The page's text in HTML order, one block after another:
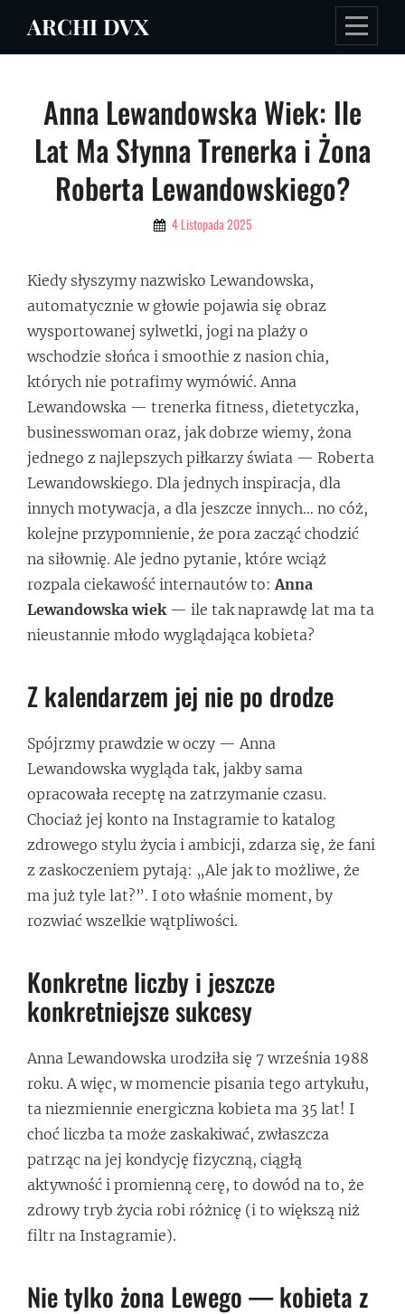
ARCHI DVX
Anna Lewandowska Wiek: Ile
Lat Ma Słynna Trenerka i Żona
Roberta Lewandowskiego?
By 4 Listopada 2025
Kiedy słyszymy nazwisko Lewandowska,
automatycznie w głowie pojawia się obraz
wysportowanej sylwetki, jogi na plaży o
wschodzie słońca i smoothie z nasion chia,
których nie potrafimy wymówić. Anna
Lewandowska — trenerka fitness, dietetyczka,
businesswoman oraz, jak dobrze wiemy, żona
jednego z najlepszych piłkarzy świata — Roberta
Lewandowskiego. Dla jednych inspiracja, dla
innych motywacja, a dla jeszcze innych… no cóż,
kolejne przypomnienie, że pora zacząć chodzić
na siłownię. Ale jedno pytanie, które wciąż
rozpala ciekawość internautów to:Anna
Lewandowska wiek— ile tak naprawdę lat ma ta
nieustannie młodo wyglądająca kobieta?
Z kalendarzem jej nie po drodze
Spójrzmy prawdzie w oczy — Anna
Lewandowska wygląda tak, jakby sama
opracowała receptę na zatrzymanie czasu.
Chociaż jej konto na Instagramie to katalog
zdrowego stylu życia i ambicji, zdarza się, że fani
z zaskoczeniem pytają: „Ale jak to możliwe, że
ma już tyle lat?”. I oto właśnie moment, by
rozwiać wszelkie wątpliwości.
Konkretne liczby i jeszcze
konkretniejsze sukcesy
Anna Lewandowska urodziła się 7 września 1988
roku. A więc, w momencie pisania tego artykułu,
ta niezmiennie energiczna kobieta ma 35 lat! I
choć liczba ta może zaskakiwać, zwłaszcza
patrząc na jej kondycję fizyczną, ciągłą
aktywność i promienną cerę, to dowód na to, że
zdrowy tryb życia robi różnicę (i to większą niż
filtr na Instagramie).
Nie tylko żona Lewego — kobieta z
Nawigacja
wpisu